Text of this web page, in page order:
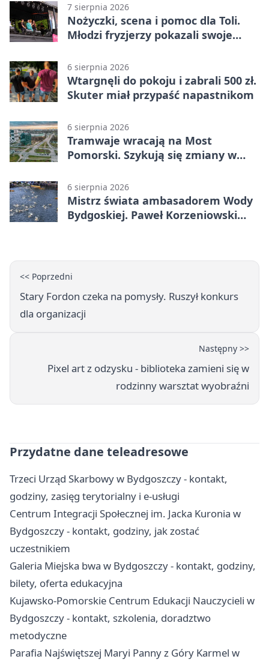
7 sierpnia 2026
Nożyczki, scena i pomoc dla Toli.
Młodzi fryzjerzy pokazali swoje
6 sierpnia 2026
Wtargnęli do pokoju i zabrali 500 zł.
Skuter miał przypaść napastnikom
6 sierpnia 2026
Tramwaje wracają na Most
Pomorski. Szykują się zmiany w
6 sierpnia 2026
Mistrz świata ambasadorem Wody
Bydgoskiej. Paweł Korzeniowski
<< Poprzedni
Stary Fordon czeka na pomysły. Ruszył konkurs
dla organizacji
Następny >>
Pixel art z odzysku - biblioteka zamieni się w
rodzinny warsztat wyobraźni
Przydatne dane teleadresowe
Trzeci Urząd Skarbowy w Bydgoszczy - kontakt,
godziny, zasięg terytorialny i e-usługi
Centrum Integracji Społecznej im. Jacka Kuronia w
Bydgoszczy - kontakt, godziny, jak zostać
uczestnikiem
Galeria Miejska bwa w Bydgoszczy - kontakt, godziny,
bilety, oferta edukacyjna
Kujawsko-Pomorskie Centrum Edukacji Nauczycieli w
Bydgoszczy - kontakt, szkolenia, doradztwo
metodyczne
Parafia Najświętszej Maryi Panny z Góry Karmel w